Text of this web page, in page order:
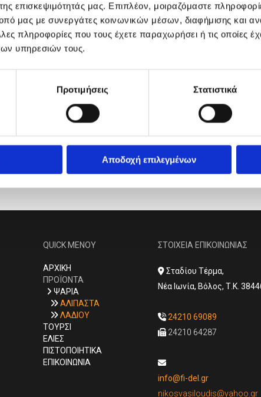
επισκεψιμότητάς μας. Επιπλέον, μοιραζόμαστε
μας με συνεργάτες κοινωνικών μέσων, διαφήμισης και
πληροφορίες που τους έχετε παραχωρήσει ή τις οποίες
υπηρεσιών τους.
Προτιμήσεις Στατιστικά
Αποδοχή επιλεγμένων
12 κιλών
QUICK MENOY
AΡΧΙΚΗ
ΠΡΟΪΟΝΤΑ
 ΨΑΡΙΑ
 ΑΛΙΠΑΣΤΑ
 ΛΑΔΙΟΥ
ΤΟΥΡΣΙ
ΕΛΙΕΣ
ΠΙΣΤΟΠΟΙΗΤΙΚΑ
ΕΠΙΚΟΙΝΩΝΙΑ
ΣΤΟΙΧΕΙΑ ΕΠΙΚΟΙΝΩΝΙΑΣ
Σταδίου Τέρμα,
Νέα Ιωνία, Βόλος, Τ.Κ.
 24210 69089
 24210 64287

info@fi-del.gr
nikosvasiloudis@yahoo.gr